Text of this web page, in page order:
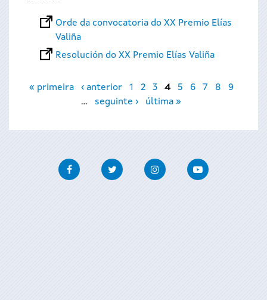
Orde da convocatoria do XX Premio Elías
Valiña
Resolución do XX Premio Elías Valiña
Páxinas
« primeira ‹ anterior 1 2 3 4 5 6 7 8
9
…
seguinte › última »
FacebookTwitter InstagramYoutube